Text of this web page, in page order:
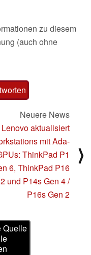
zu diesem
(auch ohne
Neuere News
Lenovo aktualisiert
mit Ada-
ThinkPad P1
6, ThinkPad P16
und P14s Gen 4 /
P16s Gen 2
⟩
Quelle